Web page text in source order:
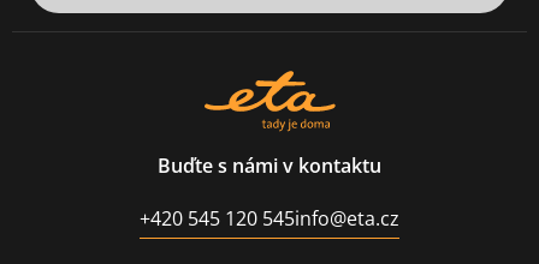
Buďte s námi v kontaktu
+420 545 120 545info@eta.cz